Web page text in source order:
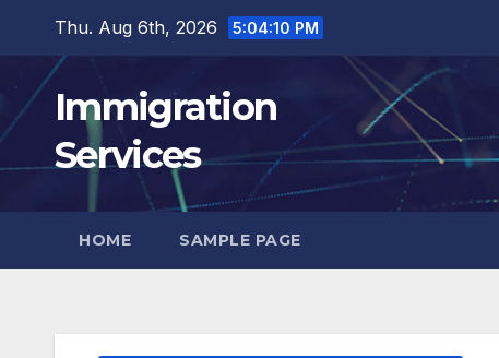
content
Thu. Aug 6th, 2026 5:04:12 PM
Immigration
Services
HOME SAMPLE PAGE